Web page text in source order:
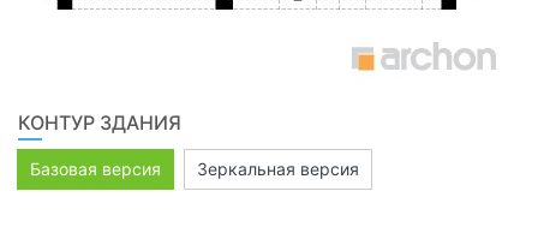
КОНТУР ЗДАНИЯ
Базовая версия Зеркальная версия